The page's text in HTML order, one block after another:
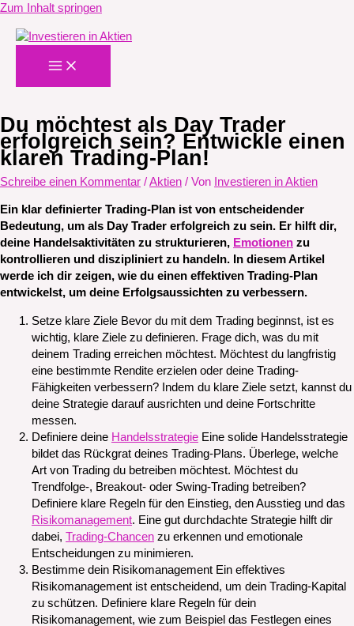
Zum Inhalt springen
Du möchtest als Day Trader
erfolgreich sein? Entwickle einen
klaren Trading-Plan!
Schreibe einen Kommentar /Aktien / Von Investieren in Aktien
Ein klar definierter Trading-Plan ist von entscheidender
Bedeutung, um als Day Trader erfolgreich zu sein. Er hilft dir,
deine Handelsaktivitäten zu strukturieren, Emotionen zu
kontrollieren und diszipliniert zu handeln. In diesem Artikel
werde ich dir zeigen, wie du einen effektiven Trading-Plan
entwickelst, um deine Erfolgsaussichten zu verbessern.
Setze klare Ziele Bevor du mit dem Trading beginnst, ist es
wichtig, klare Ziele zu definieren. Frage dich, was du mit
deinem Trading erreichen möchtest. Möchtest du langfristig
eine bestimmte Rendite erzielen oder deine Trading-
Fähigkeiten verbessern? Indem du klare Ziele setzt, kannst du
deine Strategie darauf ausrichten und deine Fortschritte
messen.
Definiere deine Handelsstrategie Eine solide Handelsstrategie
bildet das Rückgrat deines Trading-Plans. Überlege, welche
Art von Trading du betreiben möchtest. Möchtest du
Trendfolge-, Breakout- oder Swing-Trading betreiben?
Definiere klare Regeln für den Einstieg, den Ausstieg und das
Risikomanagement. Eine gut durchdachte Strategie hilft dir
dabei, Trading-Chancen zu erkennen und emotionale
Entscheidungen zu minimieren.
Bestimme dein Risikomanagement Ein effektives
Risikomanagement ist entscheidend, um dein Trading-Kapital
zu schützen. Definiere klare Regeln für dein
Risikomanagement, wie zum Beispiel das Festlegen eines